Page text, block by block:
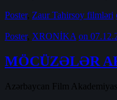
Poster, Zaur Tahirsoy filmləri
Poster, XRONİKA on
MÖCÜZƏLƏR
Azərbaycan Film